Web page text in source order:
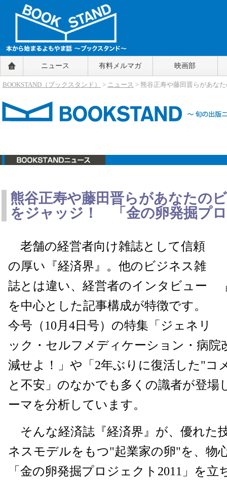
BOOKSTAND（ブックスタンド）
～本から始まるよもやま話～
BOOKSTAND（ブ
ニュース 有料メルマガ 映画部
BOOKSTAND（ブックスタンド） > ニュース > 熊谷正寿や藤田晋らがあな
熊谷正寿や藤田晋らがあなたの
をジャッジ！ 「金の卵発掘プ
老舗の経営者向け雑誌として信頼
の厚い『経済界』。他のビジネス雑
誌とは違い、経営者のインタビュー
を中心とした記事構成が特徴です。
今号（10月4日号）の特集「ジェネリ
ック・セルフメディケーション・病
減せよ！」や「2年ぶりに復活した"コ
と不安」のなかでも多くの識者が登場
ーマを分析しています。
そんな経済誌『経済界』が、優れた
ネスモデルをもつ"起業家の卵"を、物
「金の卵発掘プロジェクト2011」を立